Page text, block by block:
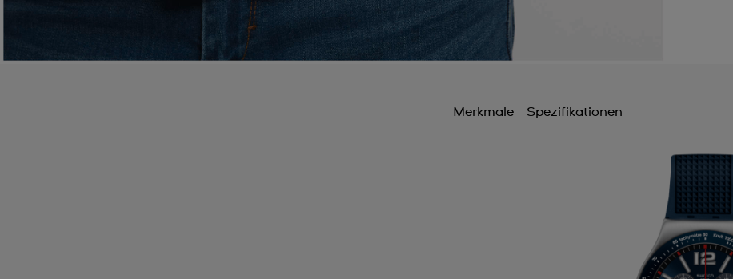
Merkmale Spezifikationen